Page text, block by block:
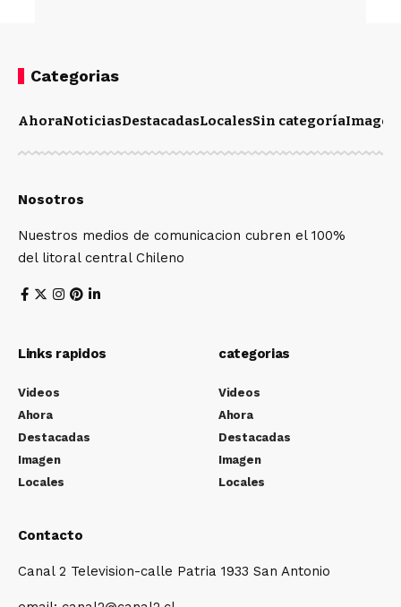
Categorias
AhoraNoticiasDestacadasLocalesSin categoríaImagen
Nosotros
Nuestros medios de comunicacion cubren el 100%
del litoral central Chileno
Links rapidos
Videos
Ahora
Destacadas
Imagen
Locales
categorias
Videos
Ahora
Destacadas
Imagen
Locales
Contacto
Canal 2 Television-calle Patria 1933 San Antonio